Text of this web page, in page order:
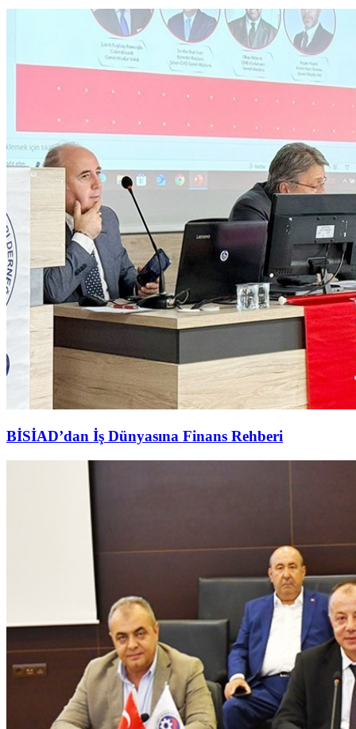
BİSİAD’dan İş Dünyasına Finans Rehberi